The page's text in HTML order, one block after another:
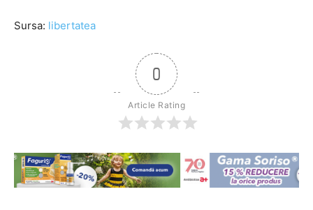
Sursa: libertatea
0
Article Rating